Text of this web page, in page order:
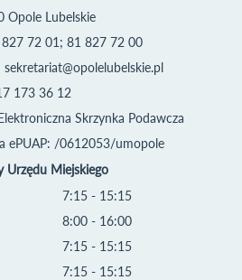
Opole Lubelskie
72 01; 81 827 72 00
sekretariat@opolelubelskie.pl
173 36 12
Skrzynka Podawcza
ePUAP: /0612053/umopole
Urzędu Miejskiego
7:15 - 15:15
8:00 - 16:00
7:15 - 15:15
7:15 - 15:15